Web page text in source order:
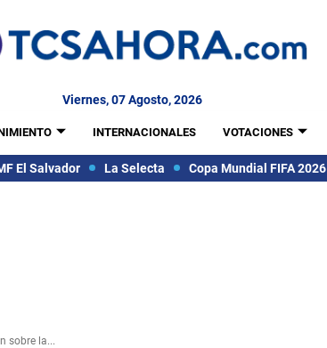
Viernes, 07 Agosto, 2026
INTERNACIONALES VOTACIONES
El Salvador La Selecta Copa Mundial FIFA 2026
sobre la...